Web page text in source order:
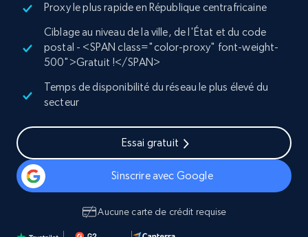
Proxy le plus rapide en République centrafricaine
Ciblage au niveau de la ville, de l'État et du code
postal - <SPAN class="color-proxy" font-weight-
500">Gratuit !</SPAN>
Temps de disponibilité du réseau le plus élevé du
secteur
Essai gratuit
Sinscrire avec Google
Aucune carte de crédit requise